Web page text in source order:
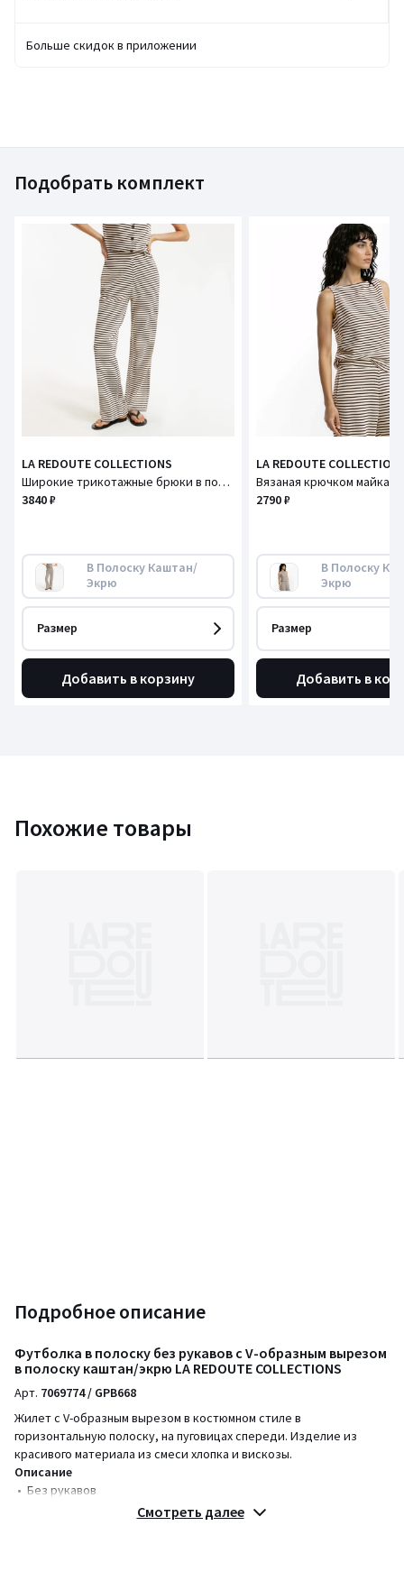
Больше скидок в приложении
Подобрать комплект
LA REDOUTE COLLECTIONS
Широкие трикотажные брюки в полоску
3840 ₽
В Полоску Каштан/
Экрю
Размер
Добавить в корзину
LA REDOUTE
2790 ₽
В Полоску
Экрю
Размер
Добавить в
Похожие товары
Подробное описание
Футболка в полоску без рукавов с V-образным вырезом
в полоску каштан/экрю LA REDOUTE COLLECTIONS
Арт. 7069774 / GPB668
Жилет с V-образным вырезом в костюмном стиле в
горизонтальную полоску, на пуговицах спереди. Изделие из
красивого материала из смеси хлопка и вискозы.
Описание
• Без рукавов
Смотреть далее